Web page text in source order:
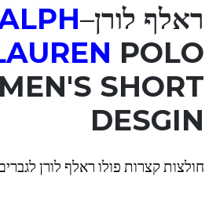
ראלף לורן–
POLO
SHORT
DESGIN
חולצות קצרות פולו ראלף לורן